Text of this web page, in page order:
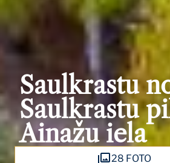
Saulkrastu
Saulkrastu
Ainažu iela
28 FOTO